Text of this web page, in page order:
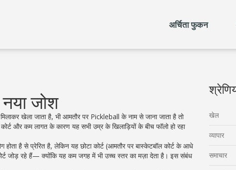
अर्चिता फुकन
जोश
खेला जाता है, भी आमतौर पर Pickleball के नाम से जाना जाता है तो
और कम लागत के कारण यह सभी उम्र के खिलाड़ियों के बीच फॉलो हो रहा
होता है से प्रेरित है, लेकिन यह छोटा कोर्ट (आमतौर पर बास्केटबॉल कोर्ट के आधे
जोड़ रहे हैं— क्योंकि यह कम जगह में भी उच्च स्तर का मज़ा देता है। इस संबंध
खेल
व्यापार
समाचार